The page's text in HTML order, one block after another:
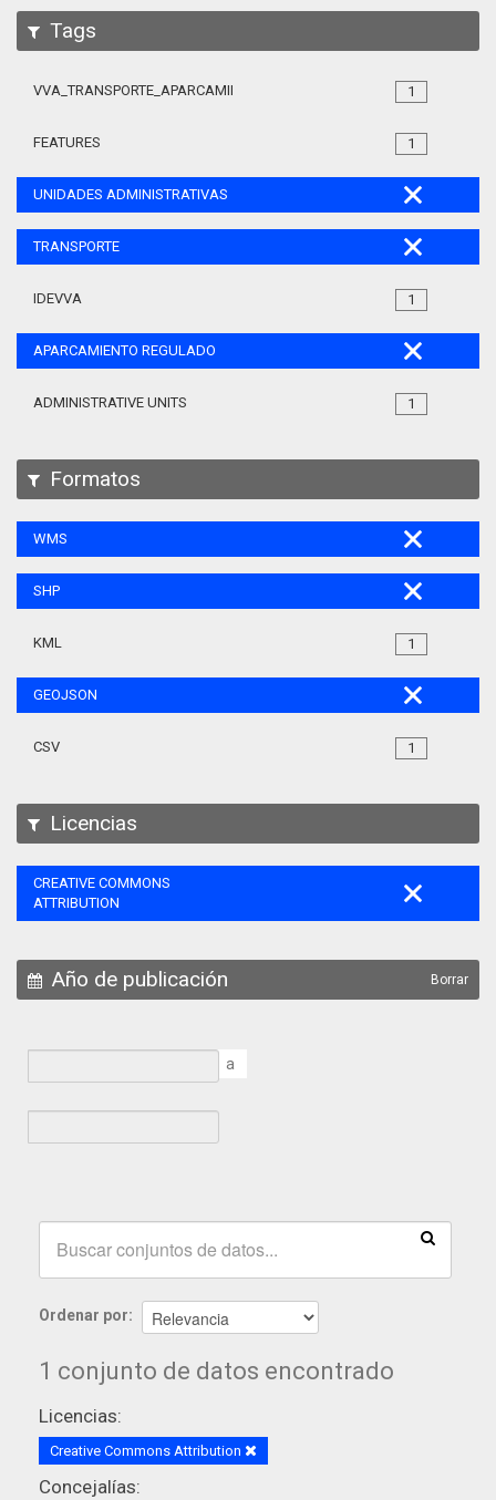
Tags
1
VVA_TRANSPORTE_APARCAMIENTO_REGULADO_105
1
FEATURES
UNIDADES ADMINISTRATIVAS
TRANSPORTE
1
IDEVVA
APARCAMIENTO REGULADO
1
ADMINISTRATIVE UNITS
Formatos
WMS
SHP
1
KML
GEOJSON
1
CSV
Licencias
CREATIVE COMMONS
ATTRIBUTION
Año de publicación Borrar
a
Ordenar por
1 conjunto de datos encontrado
Licencias:
Creative Commons Attribution
Concejalías: